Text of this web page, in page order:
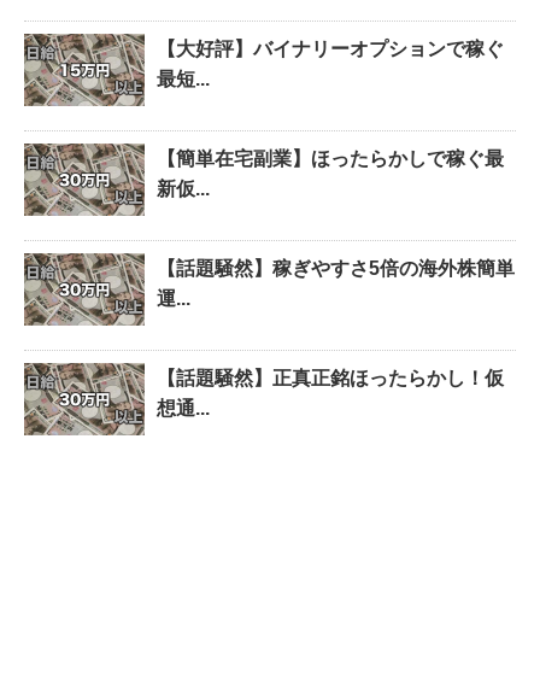
【大好評】バイナリーオプションで稼ぐ
最短...
【簡単在宅副業】ほったらかしで稼ぐ最
新仮...
【話題騒然】稼ぎやすさ5倍の海外株簡単
運...
【話題騒然】正真正銘ほったらかし！仮
想通...